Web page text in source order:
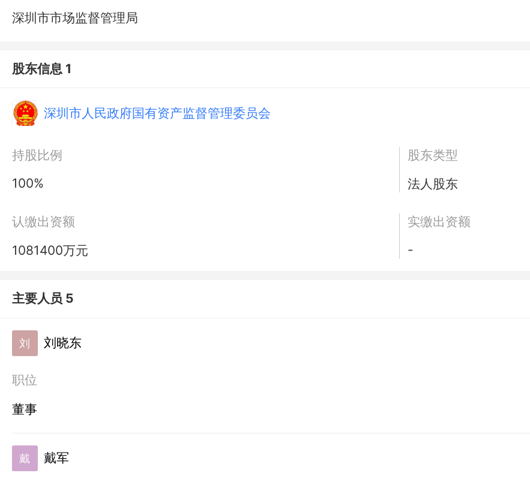
深圳市市场监督管理局
股东信息 1
深圳市人民政府国有资产监督管理委员会
持股比例
100%
股东类型
法人股东
认缴出资额
1081400万元
实缴出资额
-
主要人员 5
刘 刘晓东
职位
董事
戴 戴军